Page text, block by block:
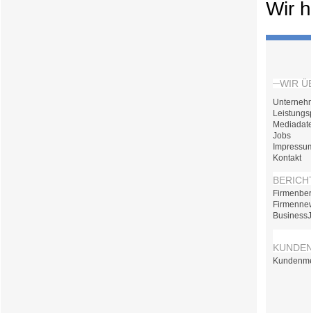
Wir
WIR
Jobs
Kontakt